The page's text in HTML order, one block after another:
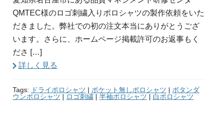
QMTEC様のロゴ刺繍入りポロシャツの製作依頼をいた
だきました。弊社での初の注文本当にありがとうござ
います。さらに、ホームページ掲載許可のお返事もく
ださ […]
詳しく見る
Tags: ドライポロシャツ | ポケット無しポロシャツ | ボタンダ
ウンポロシャツ | ロゴ刺繍 | 半袖ポロシャツ | 白ポロシャツ